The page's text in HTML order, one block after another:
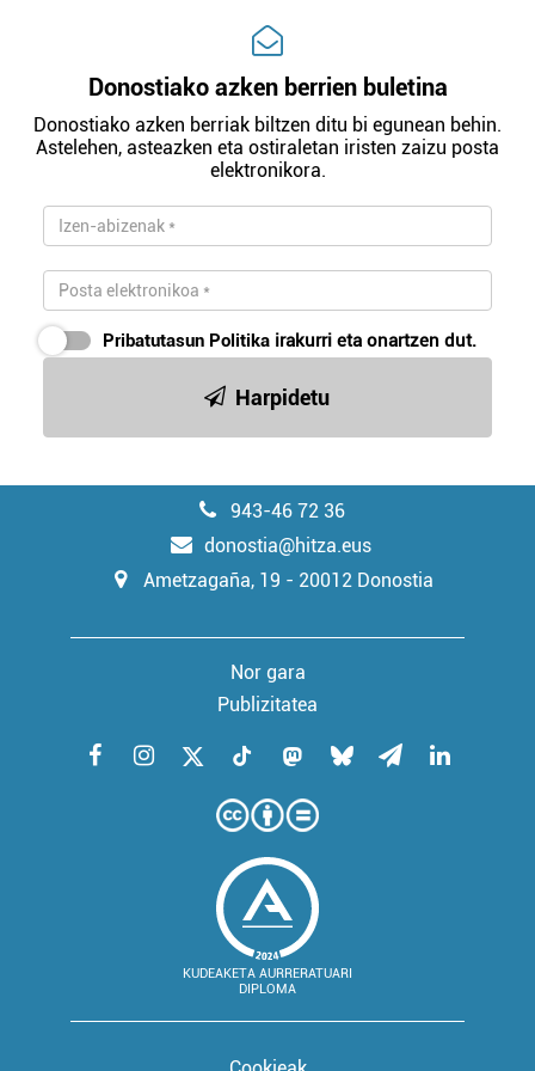
Donostiako azken berrien buletina
Donostiako azken berriak biltzen ditu bi egunean behin.
Astelehen, asteazken eta ostiraletan iristen zaizu posta
elektronikora.
Pribatutasun Politika irakurri eta onartzen dut.
Harpidetu
943-46 72 36
donostia@hitza.eus
Ametzagaña, 19 - 20012 Donostia
Nor gara
Publizitatea
KUDEAKETA AURRERATUARI
DIPLOMA